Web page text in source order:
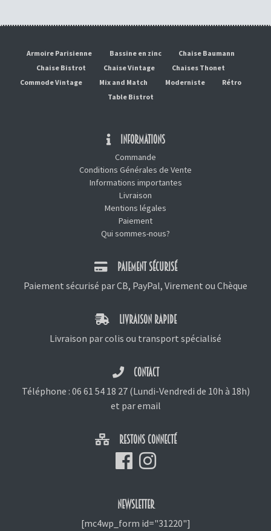
Armoire Parisienne Bassine en zinc
Chaise Baumann
Chaise Bistrot
Chaise Vintage
Chaises Thonet
Commode Vintage
Mix and Match Moderniste
Rétro
Table Bistrot
INFORMATIONS
Commande
Conditions Générales de Vente
Informations importantes
Livraison
Mentions légales
Paiement
Qui sommes-nous?
PAIEMENT SÉCURISÉ
Paiement sécurisé par CB, PayPal, Virement ou Chèque
LIVRAISON RAPIDE
Livraison par colis ou transport spécialisé
CONTACT
Téléphone : 06 61 54 18 27(Lundi-Vendredi de 10h à 18h)
et par email
RESTONS CONNECTÉ
NEWSLETTER
[mc4wp_form id="31220"]